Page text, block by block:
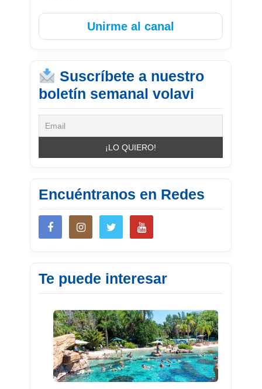
Unirme al canal
Suscríbete a nuestro
boletín semanal volavi
Encuéntranos en Redes
Te puede interesar